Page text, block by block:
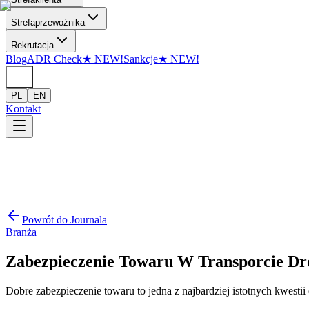
Przejdź do treści
Strefaprzewoźnika
Rekrutacja
BlogADR Check★ NEW!Sankcje★ NEW!
PL EN
Kontakt
Powrót do Journala
Branża
Zabezpieczenie Towaru W Transporcie
Dobre zabezpieczenie towaru to jedna z najbardziej istotnych